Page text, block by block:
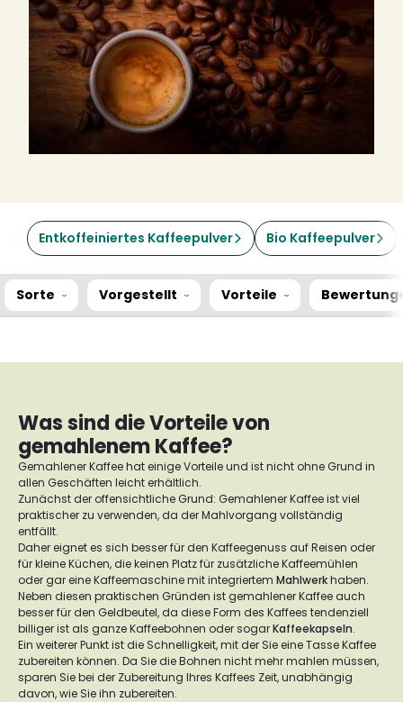
Entkoffeiniertes Kaffeepulver Bio Kaffeepulver
Sorte Vorgestellt Vorteile
Was sind die Vorteile von
gemahlenem Kaffee?
Gemahlener Kaffee hat einige Vorteile und ist nicht ohne Grund in
allen Geschäften leicht erhältlich.
Zunächst der offensichtliche Grund: Gemahlener Kaffee ist viel
praktischer zu verwenden, da der Mahlvorgang vollständig
entfällt.
Daher eignet es sich besser für den Kaffeegenuss auf Reisen oder
für kleine Küchen, die keinen Platz für zusätzliche Kaffeemühlen
oder gar eine Kaffeemaschine mit integriertem Mahlwerkhaben.
Neben diesen praktischen Gründen ist gemahlener Kaffee auch
besser für den Geldbeutel, da diese Form des Kaffees tendenziell
billiger ist als ganze Kaffeebohnen oder sogarKaffeekapseln.
Ein weiterer Punkt ist die Schnelligkeit, mit der Sie eine Tasse Kaffee
zubereiten können. Da Sie die Bohnen nicht mehr mahlen müssen,
sparen Sie bei der Zubereitung Ihres Kaffees Zeit, unabhängig
davon, wie Sie ihn zubereiten.